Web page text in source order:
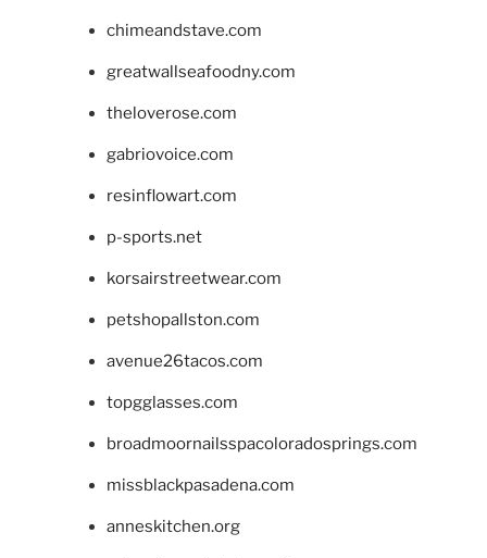
chimeandstave.com
greatwallseafoodny.com
theloverose.com
gabriovoice.com
resinflowart.com
p-sports.net
korsairstreetwear.com
petshopallston.com
avenue26tacos.com
topgglasses.com
broadmoornailsspacoloradosprings.com
missblackpasadena.com
anneskitchen.org